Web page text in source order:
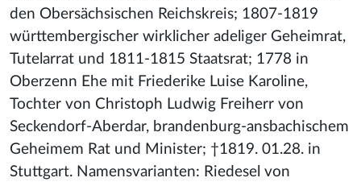
den Obersächsischen Reichskreis; 1807-1819
württembergischer wirklicher adeliger Geheimrat,
Tutelarrat und 1811-1815 Staatsrat; 1778 in
Oberzenn Ehe mit Friederike Luise Karoline,
Tochter von Christoph Ludwig Freiherr von
Seckendorf-Aberdar, brandenburg-ansbachischem
Geheimem Rat und Minister; †1819. 01.28. in
Stuttgart. Namensvarianten: Riedesel von